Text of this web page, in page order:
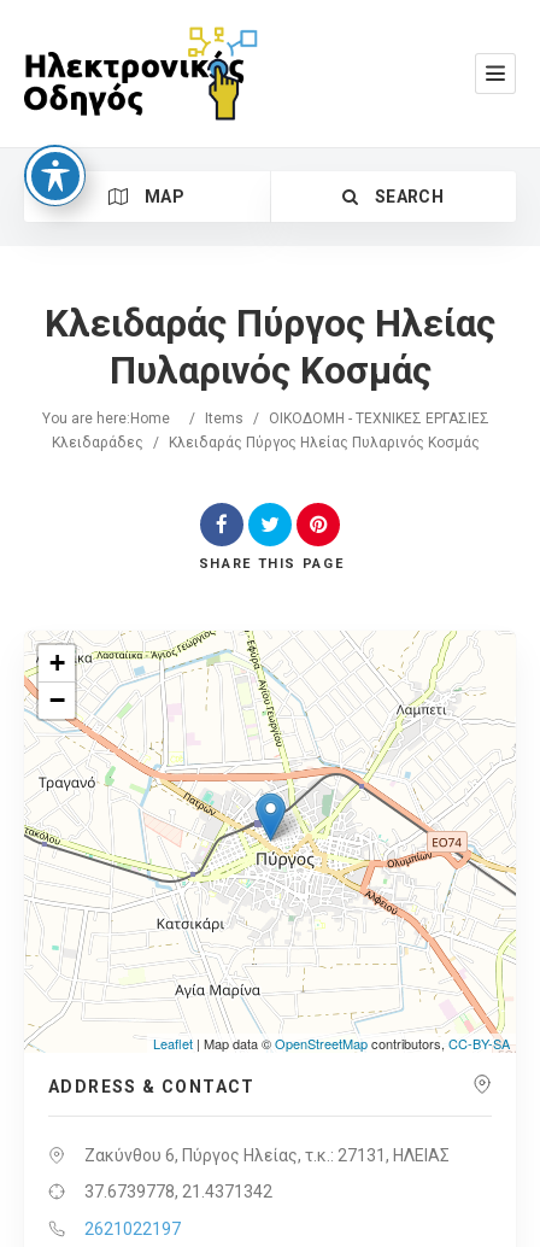
MAP SEARCH
Search
Κλειδαράς Πύργος Ηλείας
Πυλαρινός Κοσμάς
You are here: Home / Items /
ΟΙΚΟΔΟΜΗ - ΤΕΧΝΙΚΕΣ ΕΡΓΑΣΙΕΣ
Κλειδαράδες
/ Κλειδαράς Πύργος Ηλείας Πυλαρινός Κοσμάς
SHARE THIS PAGE
+
−
Leaflet | Map data ©OpenStreetMapcontributors,CC-BY-SA
ADDRESS & CONTACT
Ζακύνθου 6, Πύργος Ηλείας, τ.κ.: 27131, ΗΛΕΙΑΣ
37.6739778, 21.4371342
2621022197